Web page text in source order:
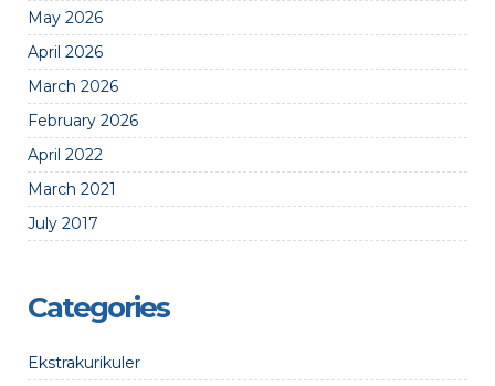
May 2026
April 2026
March 2026
February 2026
April 2022
March 2021
July 2017
Categories
Ekstrakurikuler